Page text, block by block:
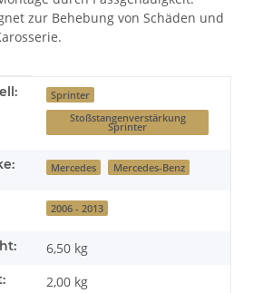
zur Behebung von Schäden und
Sprinter
Stoßstangenverstärkung
Sprinter
Mercedes Mercedes-Benz
2006 - 2013
6,50 kg
2,00 kg